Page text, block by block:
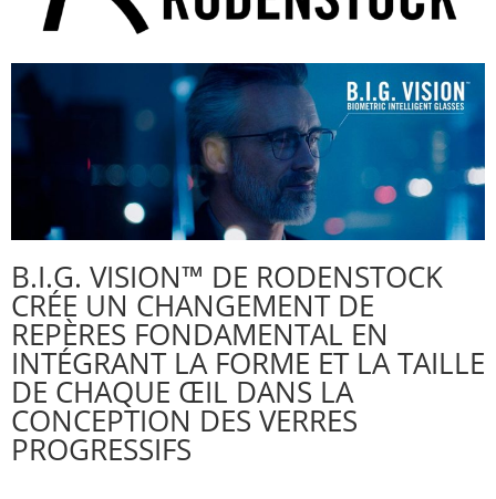
B.I.G. VISION™ DE RODENSTOCK
CRÉE UN CHANGEMENT DE
REPÈRES FONDAMENTAL EN
INTÉGRANT LA FORME ET LA TAILLE
DE CHAQUE ŒIL DANS LA
CONCEPTION DES VERRES
PROGRESSIFS